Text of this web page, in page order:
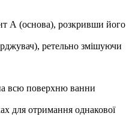
А (основа), розкривши його
ретельно змішуючи
всю поверхню ванни
для отримання однакової